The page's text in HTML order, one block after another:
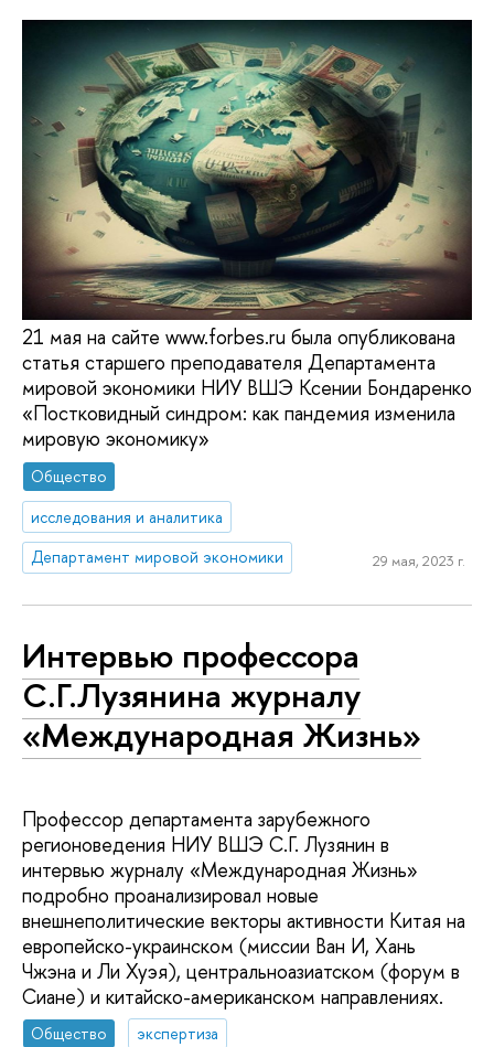
21 мая на сайте www.forbes.ru была опубликована
статья старшего преподавателя Департамента
мировой экономики НИУ ВШЭ Ксении Бондаренко
«Постковидный синдром: как пандемия изменила
мировую экономику»
Общество
исследования и аналитика
Департамент мировой экономики
29 мая, 2023 г.
Интервью профессора
С.Г.Лузянина журналу
«Международная Жизнь»
Профессор департамента зарубежного
регионоведения НИУ ВШЭ С.Г. Лузянин в
интервью журналу «Международная Жизнь»
подробно проанализировал новые
внешнеполитические векторы активности Китая на
европейско-украинском (миссии Ван И, Хань
Чжэна и Ли Хуэя), центральноазиатском (форум в
Сиане) и китайско-американском направлениях.
Общество экспертиза